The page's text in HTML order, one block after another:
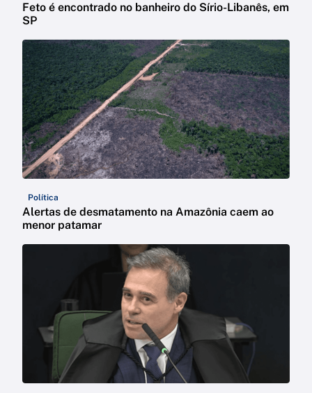
Feto é encontrado no banheiro do Sírio-Libanês, em
SP
Política
Alertas de desmatamento na Amazônia caem ao
menor patamar